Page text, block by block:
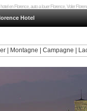
en Florence, auto a louer Florence, Voler
Hotel
Montagne Campagne